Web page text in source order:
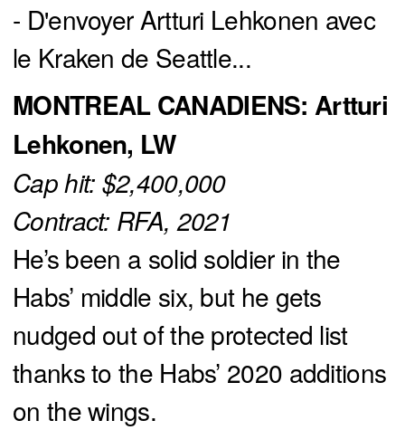
- D'envoyer Artturi Lehkonen avec
le Kraken de Seattle...
MONTREAL CANADIENS: Artturi
Lehkonen, LW
Cap hit: $2,400,000
Contract: RFA, 2021
He’s been a solid soldier in the
Habs’ middle six, but he gets
nudged out of the protected list
thanks to the Habs’ 2020 additions
on the wings.